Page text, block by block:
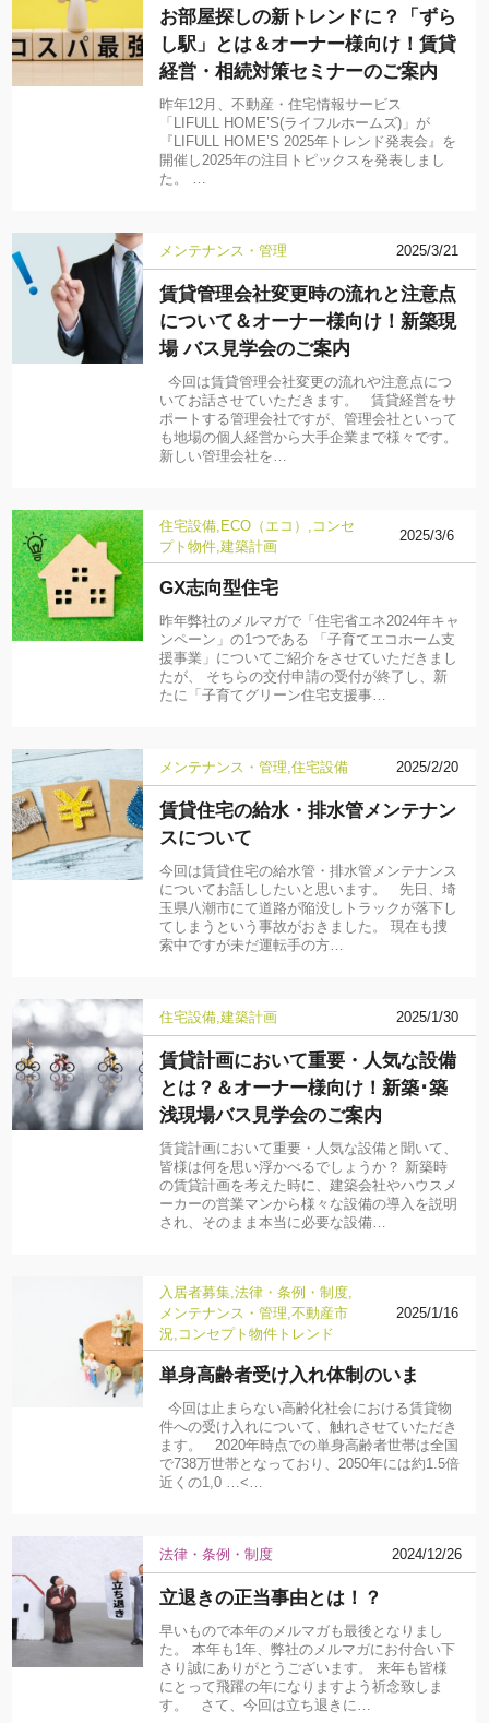
お部屋探しの新トレンドに？「ずら
し駅」とは＆オーナー様向け！賃貸
経営・相続対策セミナーのご案内
昨年12月、不動産・住宅情報サービス
「LIFULL HOME’S(ライフルホームズ)」が
『LIFULL HOME’S 2025年トレンド発表会』を
開催し2025年の注目トピックスを発表しまし
た。 …
メンテナンス・管理 2025/3/21
賃貸管理会社変更時の流れと注意点
について＆オーナー様向け！新築現
場 バス見学会のご案内
今回は賃貸管理会社変更の流れや注意点につ
いてお話させていただきます。 賃貸経営をサ
ポートする管理会社ですが、管理会社といって
も地場の個人経営から大手企業まで様々です。
新しい管理会社を…
住宅設備 ECO（エコ）
コンセ
プト物件 建築計画
2025/3/6
GX志向型住宅
昨年弊社のメルマガで「住宅省エネ2024年キャ
ンペーン」の1つである 「子育てエコホーム支
援事業」についてご紹介をさせていただきまし
たが、 そちらの交付申請の受付が終了し、新
たに「子育てグリーン住宅支援事…
メンテナンス・管理 住宅設備 2025/2/20
賃貸住宅の給水・排水管メンテナン
スについて
今回は賃貸住宅の給水管・排水管メンテナンス
についてお話ししたいと思います。 先日、埼
玉県八潮市にて道路が陥没しトラックが落下し
てしまうという事故がおきました。 現在も捜
索中ですが未だ運転手の方…
住宅設備 建築計画 2025/1/30
賃貸計画において重要・人気な設備
とは？＆オーナー様向け！新築･築
浅現場バス見学会のご案内
賃貸計画において重要・人気な設備と聞いて、
皆様は何を思い浮かべるでしょうか？ 新築時
の賃貸計画を考えた時に、建築会社やハウスメ
ーカーの営業マンから様々な設備の導入を説明
され、そのまま本当に必要な設備…
入居者募集 法律・条例・制度
メンテナンス・管理 不動産市
況 コンセプト物件 トレンド
2025/1/16
単身高齢者受け入れ体制のいま
今回は止まらない高齢化社会における賃貸物
件への受け入れについて、触れさせていただき
ます。 2020年時点での単身高齢者世帯は全国
で738万世帯となっており、2050年には約1.5倍
近くの1,0 …<…
法律・条例・制度 2024/12/26
立退きの正当事由とは！？
早いもので本年のメルマガも最後となりまし
た。 本年も1年、弊社のメルマガにお付合い下
さり誠にありがとうございます。 来年も皆様
にとって飛躍の年になりますよう祈念致しま
す。 さて、今回は立ち退きに…